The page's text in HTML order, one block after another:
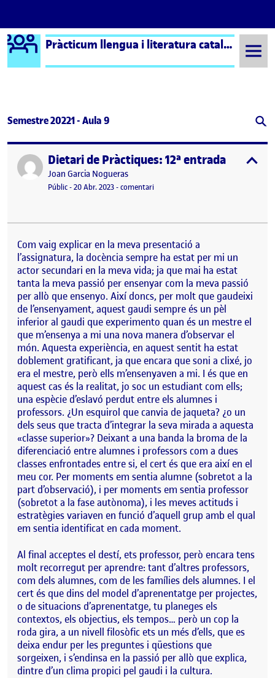
Saltar al contingut
Logo Ágora Pràcticum llengua i literatura catalana i castellana aula 9
Semestre 20221 - Aula 9
Publicat perDietari de Pràctiques: 12ª entrada
Publicat per
Joan Garcia Nogueras
Visibilitat:
Públic-Data de publicació
20 Abr. 2023-comentariel Dietari de Pràctiques: 12ª entrada
Com vaig explicar en la meva presentació a
l’assignatura, la docència sempre ha estat per mi un
actor secundari en la meva vida; ja que mai ha estat
tanta la meva passió per ensenyar com la meva passió
per allò que ensenyo. Així doncs, per molt que gaudeixi
de l’ensenyament, aquest gaudi sempre és un pèl
inferior al gaudi que experimento quan és un mestre el
que m’ensenya a mi una nova manera d’observar el
món. Aquesta experiència, en aquest sentit ha estat
doblement gratificant, ja que encara que soni a clixé, jo
era el mestre, però ells m’ensenyaven a mi. I és que en
aquest cas és la realitat, jo soc un estudiant com ells;
una espècie d’eslavó perdut entre els alumnes i
professors. ¿Un esquirol que canvia de jaqueta? ¿o un
dels seus que tracta d’integrar la seva mirada a aquesta
«classe superior»? Deixant a una banda la broma de la
diferenciació entre alumnes i professors com a dues
classes enfrontades entre si, el cert és que era així en el
meu cor. Per moments em sentia alumne (sobretot a la
part d’observació), i per moments em sentia professor
(sobretot a la fase autònoma), i les meves actituds i
estratègies variaven en funció d’aquell grup amb el qual
em sentia identificat en cada moment.
Al final acceptes el destí, ets professor, però encara tens
molt recorregut per aprendre: tant d’altres professors,
com dels alumnes, com de les famílies dels alumnes. I el
cert és que dins del model d’aprenentatge per projectes,
o de situacions d’aprenentatge, tu planeges els
contextos, els objectius, els tempos… però un cop la
roda gira, a un nivell filosòfic ets un més d’ells, que es
deixa endur per les preguntes i qüestions que
sorgeixen, i s’endinsa en la passió per allò que explica,
dintre d’un clima propici pel gaudi i la cultura.